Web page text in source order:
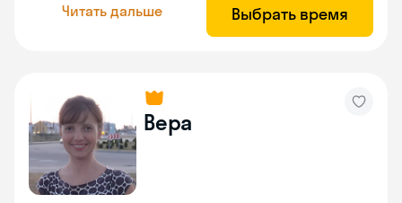
Читать дальше Выбрать время
Вера